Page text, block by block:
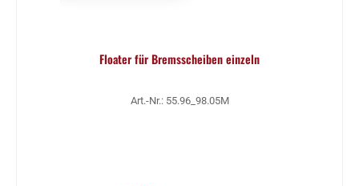
Floater für Bremsscheiben einzeln
Art.-Nr.: 55.96_98.05M